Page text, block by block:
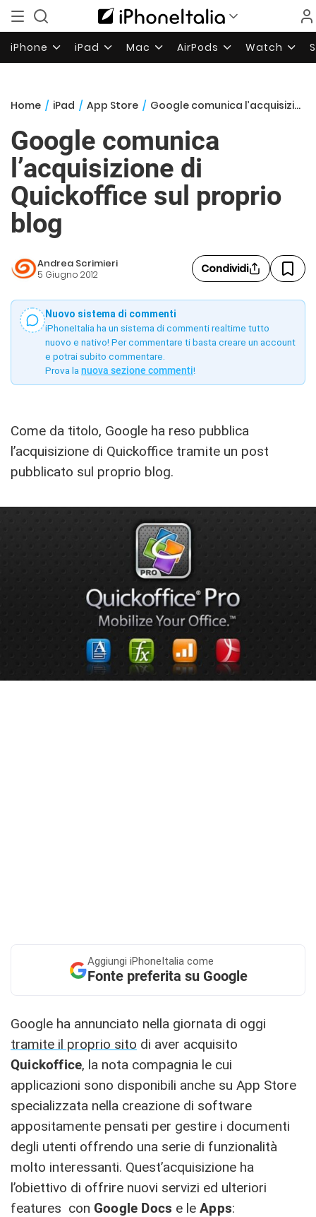
iPhone iPad Mac AirPods Watch
Home / iPad / App Store / Google comunica l’acquisizione di Quickoffice sul proprio blog
Google comunica
l’acquisizione di
Quickoffice sul proprio
blog
Andrea Scrimieri
5 Giugno 2012 Condividi
Nuovo sistema di commenti
iPhoneItalia ha un sistema di commenti realtime tutto
nuovo e nativo! Per commentare ti basta creare un account
e potrai subito commentare.
Prova la nuova sezione commenti!
Come da titolo, Google ha reso pubblica
l’acquisizione di Quickoffice tramite un post
pubblicato sul proprio blog.
Aggiungi iPhoneItalia come
Fonte preferita su Google
Google ha annunciato nella giornata di oggi
tramite il proprio sito di aver acquisito
Quickoffice, la nota compagnia le cui
applicazioni sono disponibili anche su App Store
specializzata nella creazione di software
appositamente pensati per gestire i documenti
degli utenti offrendo una serie di funzionalità
molto interessanti. Quest’acquisizione ha
l’obiettivo di offrire nuovi servizi ed ulteriori
features con Google Docs e leApps: